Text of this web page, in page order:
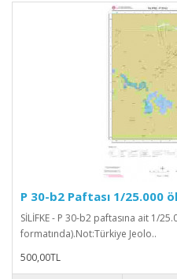
P 30-b2 Paftası 1/25.000
SİLİFKE - P 30-b2 paftasına ait 1/
formatında).Not:Türkiye Jeolo..
500,00TL